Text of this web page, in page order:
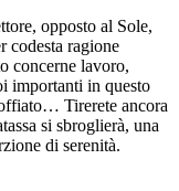
opposto al Sole,
codesta ragione
concerne lavoro,
importanti in questo
Tirerete ancora
si sbroglierà, una
di serenità.